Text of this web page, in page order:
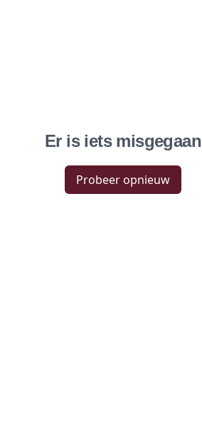
Er is iets misgegaan
Probeer opnieuw